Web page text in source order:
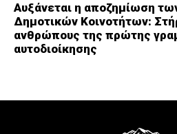
Αυξάνεται η αποζημίωση
Δημοτικών Κοινοτήτων:
ανθρώπους της πρώτης
αυτοδιοίκησης